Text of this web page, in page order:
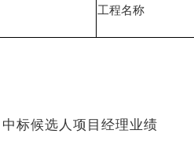
工程名称
中标候选人项目经理业绩